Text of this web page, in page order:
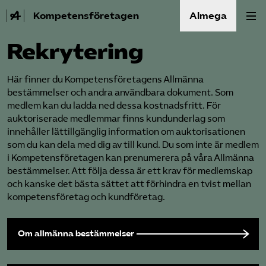
Kompetensföretagen Almega
Aktuellt
A-Ö
Auktorisation
Medlemskap
Våra frågor
Rekrytering
Här finner du Kompetensföretagens Allmänna
bestämmelser och andra användbara dokument. Som
medlem kan du ladda ned dessa kostnadsfritt. För
auktoriserade medlemmar finns kundunderlag som
innehåller lättillgänglig information om auktorisationen
som du kan dela med dig av till kund. Du som inte är medlem
i Kompetensföretagen kan prenumerera på våra Allmänna
bestämmelser. Att följa dessa är ett krav för medlemskap
och kanske det bästa sättet att förhindra en tvist mellan
kompetensföretag och kundföretag.
Om allmänna bestämmelser